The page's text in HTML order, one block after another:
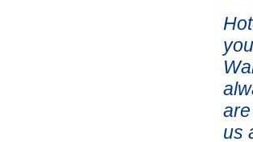
us